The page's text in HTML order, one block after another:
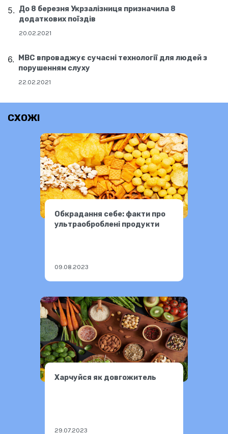
До 8 березня Укрзалізниця призначила 8
додаткових поїздів
20.02.2021
МВС впроваджує сучасні технології для людей з
порушенням слуху
22.02.2021
СХОЖІ
Обкрадання себе: факти про
ультраоброблені продукти
09.08.2023
Харчуйся як довгожитель
29.07.2023